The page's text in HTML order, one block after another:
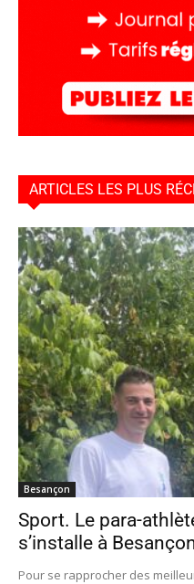
ARTICLES LES PLUS
Besançon
Sport. Le para-
s’installe à
Pour se rapprocher des